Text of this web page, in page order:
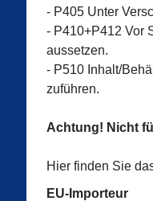
- P405 Unter
- P410+P412 Vor
aussetzen.
- P510 Inhalt/
zuführen.
Achtung! Nicht
Hier finden Sie
EU-Importeur